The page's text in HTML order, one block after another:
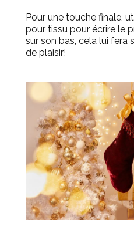
Pour une touche finale,
pour tissu pour écrire le
sur son bas, cela lui fera
de plaisir!